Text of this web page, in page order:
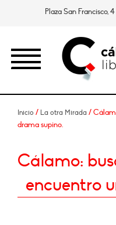
Plaza San Francisco,
Inicio / La otra Mirada /
drama supino.
Cálamo:
encuentro